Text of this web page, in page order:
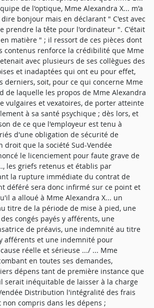
de l'optique, Mme Alexandra X... m'a
bonjour mais en déclarant " C'est avec
prendre la tête pour l'ordinateur ". C'était
matière " ; il ressort de ces pièces dont
contenus renforce la crédibilité que Mme
avec plusieurs de ses collègues des
et inadaptées qui ont eu pour effet,
derniers, soit, pour ce qui concerne Mme
de laquelle les propos de Mme Alexandra
vulgaires et vexatoires, de porter atteinte
à sa santé psychique ; dès lors, et
de ce que l'employeur est tenu à
d'une obligation de sécurité de
droit que la société Sud-Vendée
le licenciement pour faute grave de
les griefs retenus et établis par
la rupture immédiate du contrat de
déféré sera donc infirmé sur ce point et
a alloué à Mme Alexandra X... un
titre de la période de mise à pied, une
congés payés y afférents, une
de préavis, une indemnité au titre
afférents et une indemnité pour
réelle et sérieuse .../ ... Mme
en toutes ses demandes,
dépens tant de première instance que
serait inéquitable de laisser à la charge
Distribution l'intégralité des frais
non compris dans les dépens ;